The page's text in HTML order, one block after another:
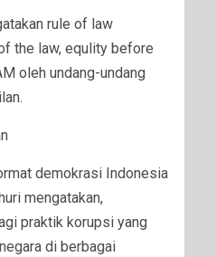
rule of law
the law, equlity before
oleh undang-undang
demokrasi Indonesia
mengatakan,
praktik korupsi yang
di berbagai